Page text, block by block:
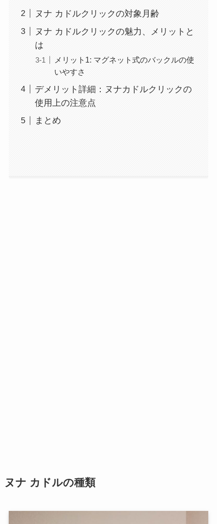
ヌナ カドルクリックの対象月齢
ヌナ カドルクリックの魅力、メリットと
は
メリット1: マグネット式のバックルの使
いやすさ
デメリット詳細：ヌナカドルクリックの
使用上の注意点
まとめ
ヌナ カドルの種類